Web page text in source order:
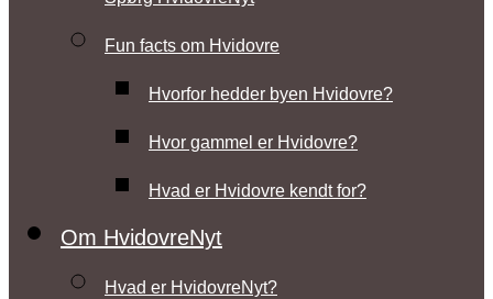
Fun facts om Hvidovre
Hvorfor hedder byen Hvidovre?
Hvor gammel er Hvidovre?
Hvad er Hvidovre kendt for?
Om HvidovreNyt
Hvad er HvidovreNyt?